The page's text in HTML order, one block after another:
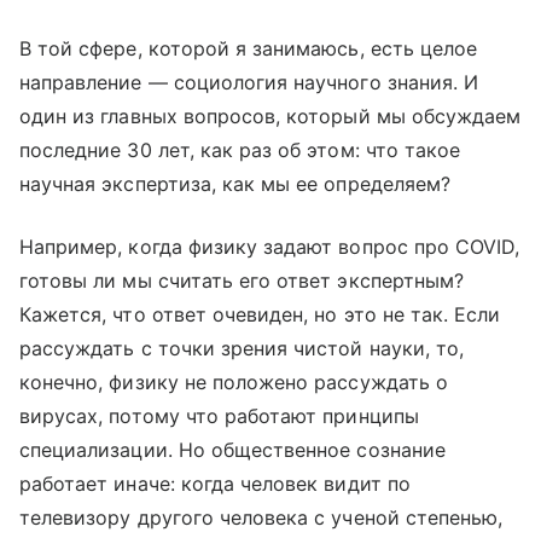
В той сфере, которой я занимаюсь, есть целое
направление — социология научного знания. И
один из главных вопросов, который мы обсуждаем
последние 30 лет, как раз об этом: что такое
научная экспертиза, как мы ее определяем?
Например, когда физику задают вопрос про COVID,
готовы ли мы считать его ответ экспертным?
Кажется, что ответ очевиден, но это не так. Если
рассуждать с точки зрения чистой науки, то,
конечно, физику не положено рассуждать о
вирусах, потому что работают принципы
специализации. Но общественное сознание
работает иначе: когда человек видит по
телевизору другого человека с ученой степенью,